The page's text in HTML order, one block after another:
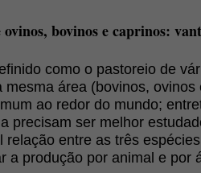
bovinos e caprinos:
como o pastoreio de
mesma área (bovinos, ovinos
ao redor do mundo;
precisam ser melhor
relação entre as três
a produção por animal e por